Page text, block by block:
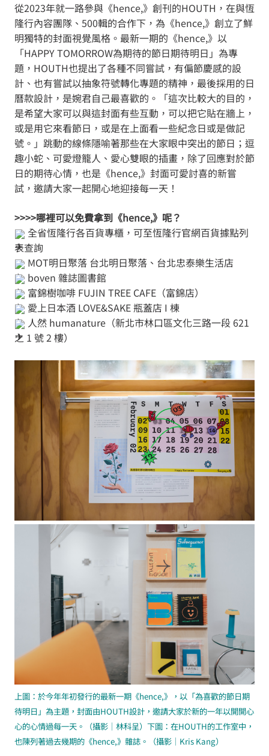
從2023年就一路參與《hence,》創刊的HOUTH，在與恆
隆行內容團隊、500輯的合作下，為《hence,》創立了鮮
明獨特的封面視覺風格。最新一期的《hence,》以
「HAPPY TOMORROW為期待的節日期待明日」為專
題，HOUTH也提出了各種不同嘗試，有偏節慶感的設
計、也有嘗試以抽象符號轉化專題的精神，最後採用的日
曆款設計，是婉君自己最喜歡的。「這次比較大的目的，
是希望大家可以與這封面有些互動，可以把它貼在牆上，
或是用它來看節日，或是在上面看一些紀念日或是做記
號。」跳動的線條隱喻著那些在大家眼中突出的節日；逗
趣小蛇、可愛燈籠人、愛心雙眼的插畫，除了回應對於節
日的期待心情，也是《hence,》封面可愛討喜的新嘗
試，邀請大家一起開心地迎接每一天！
>>>>哪裡可以免費拿到《hence,》呢？
全省恆隆行各百貨專櫃，可至恆隆行官網百貨據點列
表查詢
MOT明日聚落 台北明日聚落、台北忠泰樂生活店
boven 雜誌圖書館
富錦樹咖啡 FUJIN TREE CAFE （富錦店）
愛上日本酒 LOVE&SAKE 瓶蓋店 I 棟
人然 humanature（新北市林口區文化三路一段 621
之 1 號 2 樓）
上圖：於今年年初發行的最新一期《hence,》，以「為喜歡的節日期
待明日」為主題，封面由HOUTH設計，邀請大家於新的一年以開開心
心的心情過每一天。（攝影｜林科呈）下圖：在HOUTH的工作室中，
也陳列著過去幾期的《hence,》雜誌。（攝影｜Kris Kang）